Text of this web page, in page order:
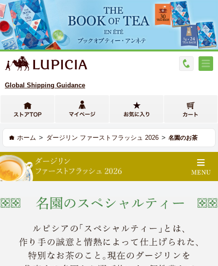
Global Shipping Guidance
ホーム > ダージリン ファーストフラッシュ 2026 > 名園のお茶